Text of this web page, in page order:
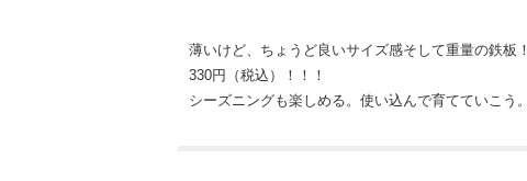
薄いけど、ちょうど良いサイズ感そして重量の鉄板！
330円（税込）！！！
シーズニングも楽しめる。使い込んで育てていこう。